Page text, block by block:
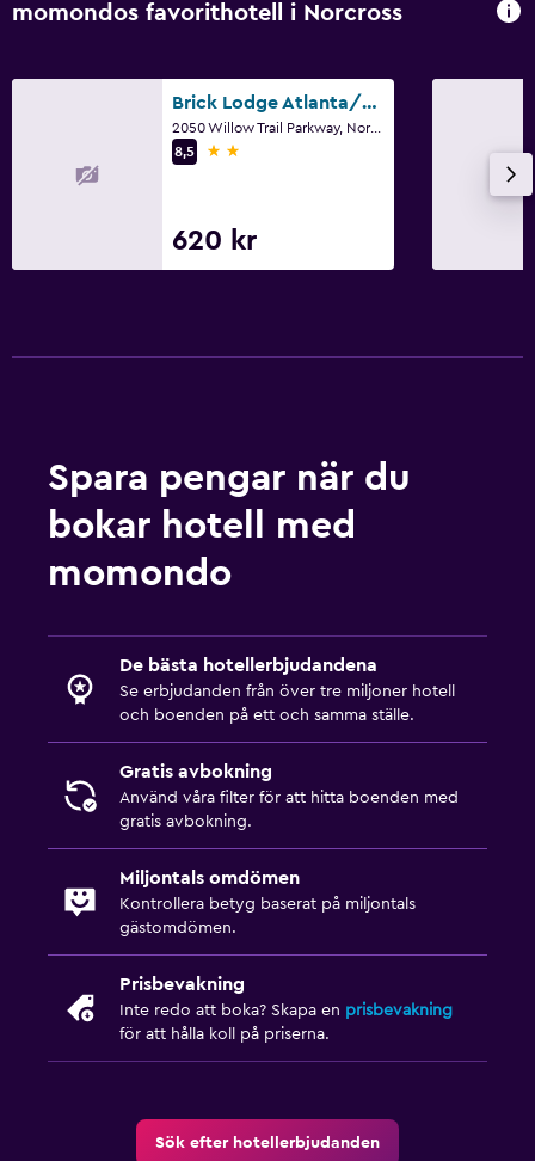
momondos favorithotell i Norcross
Brick Lodge Atlanta/Norcross
2050 Willow Trail Parkway, Norcross, GA
8,5
2 stjärnor
620 kr
Spara pengar när du
bokar hotell med
momondo
De bästa hotellerbjudandena
Se erbjudanden från över tre miljoner hotell
och boenden på ett och samma ställe.
Gratis avbokning
Använd våra filter för att hitta boenden med
gratis avbokning.
Miljontals omdömen
Kontrollera betyg baserat på miljontals
gästomdömen.
Prisbevakning
Inte redo att boka? Skapa en prisbevakning
för att hålla koll på priserna.
Sök efter hotellerbjudanden